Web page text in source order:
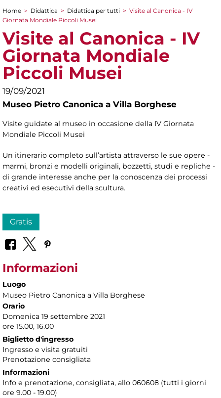
Tu sei qui
Home > Didattica > Didattica per tutti > Visite al Canonica - IV
Giornata Mondiale Piccoli Musei
Visite al Canonica - IV
Giornata Mondiale
Piccoli Musei
19/09/2021
Museo Pietro Canonica a Villa Borghese
Visite guidate al museo in occasione della IV Giornata
Mondiale Piccoli Musei
Un itinerario completo sull’artista attraverso le sue opere -
marmi, bronzi e modelli originali, bozzetti, studi e repliche -
di grande interesse anche per la conoscenza dei processi
creativi ed esecutivi della scultura.
Gratis
Informazioni
Luogo
Museo Pietro Canonica a Villa Borghese
Orario
Domenica 19 settembre 2021
ore 15.00, 16.00
Biglietto d'ingresso
Ingresso e visita gratuiti
Prenotazione consigliata
Informazioni
Info e prenotazione, consigliata, allo 060608 (tutti i giorni
ore 9.00 - 19.00)